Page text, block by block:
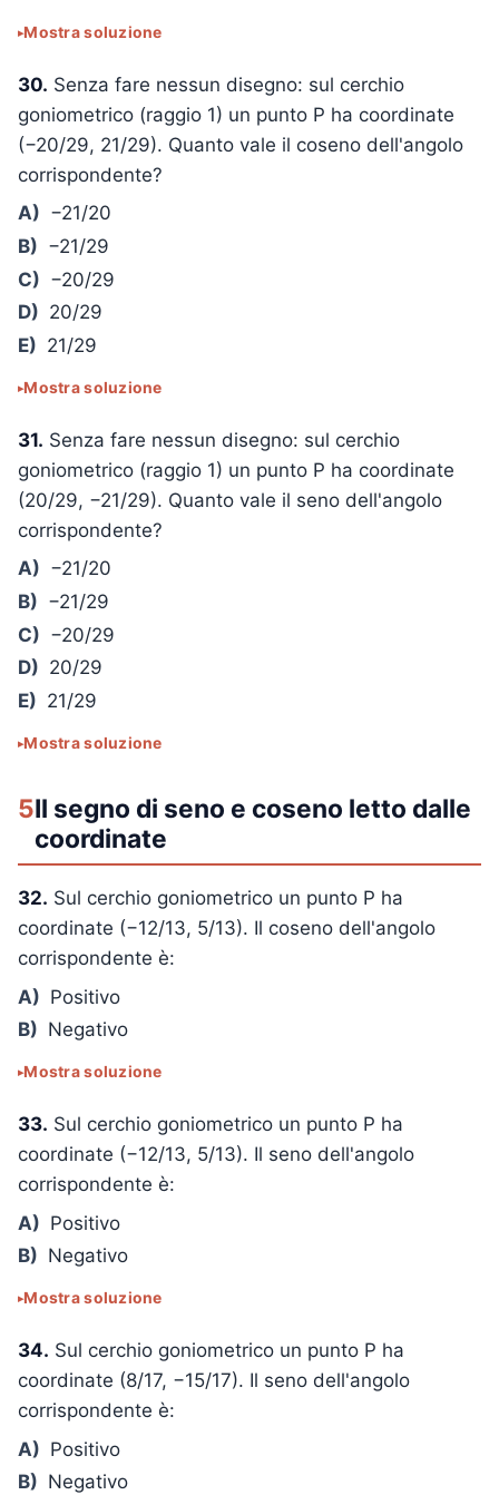
Mostra soluzione
30. Senza fare nessun disegno: sul cerchio
goniometrico (raggio 1) un punto P ha coordinate
(−20/29, 21/29). Quanto vale il coseno dell'angolo
corrispondente?
A) −21/20
B) −21/29
C) −20/29
D) 20/29
E) 21/29
Mostra soluzione
31. Senza fare nessun disegno: sul cerchio
goniometrico (raggio 1) un punto P ha coordinate
(20/29, −21/29). Quanto vale il seno dell'angolo
corrispondente?
A) −21/20
B) −21/29
C) −20/29
D) 20/29
E) 21/29
Mostra soluzione
5Il segno di seno e coseno letto dalle
coordinate
32. Sul cerchio goniometrico un punto P ha
coordinate (−12/13, 5/13). Il coseno dell'angolo
corrispondente è:
A) Positivo
B) Negativo
Mostra soluzione
33. Sul cerchio goniometrico un punto P ha
coordinate (−12/13, 5/13). Il seno dell'angolo
corrispondente è:
A) Positivo
B) Negativo
Mostra soluzione
34. Sul cerchio goniometrico un punto P ha
coordinate (8/17, −15/17). Il seno dell'angolo
corrispondente è:
A) Positivo
B) Negativo